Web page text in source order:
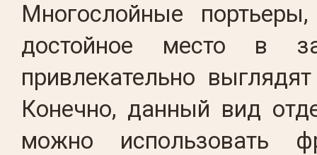
Многослойные
достойное место в
привлекательно
Конечно, данный вид
можно использовать